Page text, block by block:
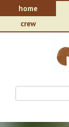
home
crew